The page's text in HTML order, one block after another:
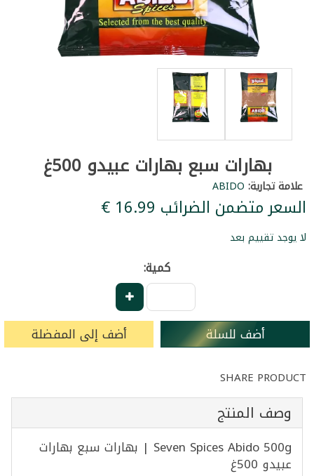
بهارات سبع بهارات عبيدو 500غ
علامة تجارية: ABIDO
السعر متضمن الضرائب ‏16.99 €
لا يوجد تقييم بعد
كمية:
أضف للسلة أضف إلى المفضلة
SHARE PRODUCT
وصف المنتج
Seven Spices Abido 500g | بهارات سبع بهارات
عبيدو 500غ